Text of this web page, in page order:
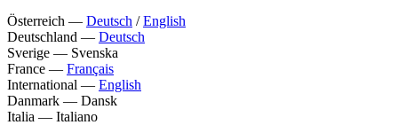
Österreich — Deutsch /English
Deutschland — Deutsch
Sverige — Svenska
France — Français
International — English
Danmark — Dansk
Italia — Italiano